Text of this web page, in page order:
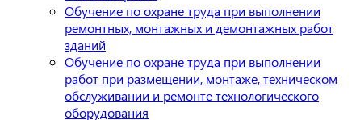
Обучение по охране труда при выполнении
ремонтных, монтажных и демонтажных работ
зданий
Обучение по охране труда при выполнении
работ при размещении, монтаже, техническом
обслуживании и ремонте технологического
оборудования